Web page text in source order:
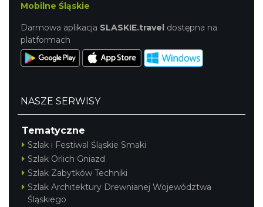
Mobilne Śląskie
Darmowa aplikacja SLASKIE.travel dostępna na
platformach
NASZE SERWISY
Tematyczne
Szlak i Festiwal Śląskie Smaki
Szlak Orlich Gniazd
Szlak Zabytków Techniki
Szlak Architektury Drewnianej Województwa
Śląskiego